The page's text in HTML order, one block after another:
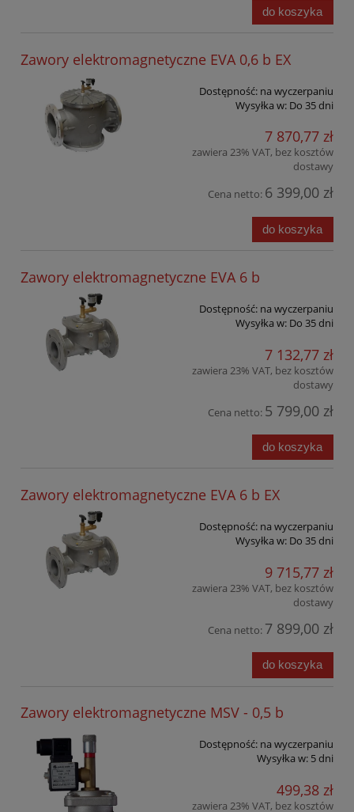
do koszyka
Zawory elektromagnetyczne EVA 0,6 b EX
Dostępność: na wyczerpaniu
Wysyłka w: Do 35 dni
7 870,77 zł
zawiera 23% VAT, bez kosztów
dostawy
Cena netto: 6 399,00 zł
do koszyka
Zawory elektromagnetyczne EVA 6 b
Dostępność: na wyczerpaniu
Wysyłka w: Do 35 dni
7 132,77 zł
zawiera 23% VAT, bez kosztów
dostawy
Cena netto: 5 799,00 zł
do koszyka
Zawory elektromagnetyczne EVA 6 b EX
Dostępność: na wyczerpaniu
Wysyłka w: Do 35 dni
9 715,77 zł
zawiera 23% VAT, bez kosztów
dostawy
Cena netto: 7 899,00 zł
do koszyka
Zawory elektromagnetyczne MSV - 0,5 b
Dostępność: na wyczerpaniu
Wysyłka w: 5 dni
499,38 zł
zawiera 23% VAT, bez kosztów